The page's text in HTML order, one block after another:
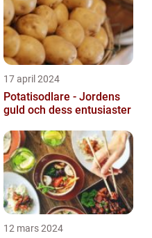
17 april 2024
Potatisodlare - Jordens
guld och dess entusiaster
12 mars 2024